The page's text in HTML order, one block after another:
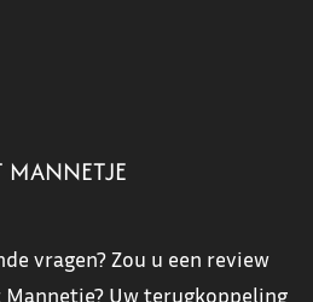
MANNETJE
vragen? Zou u een review
Uw terugkoppeling